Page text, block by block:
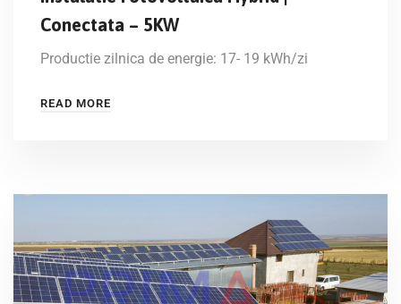
Conectata – 5KW
Productie zilnica de energie: 17- 19 kWh/zi
READ MORE